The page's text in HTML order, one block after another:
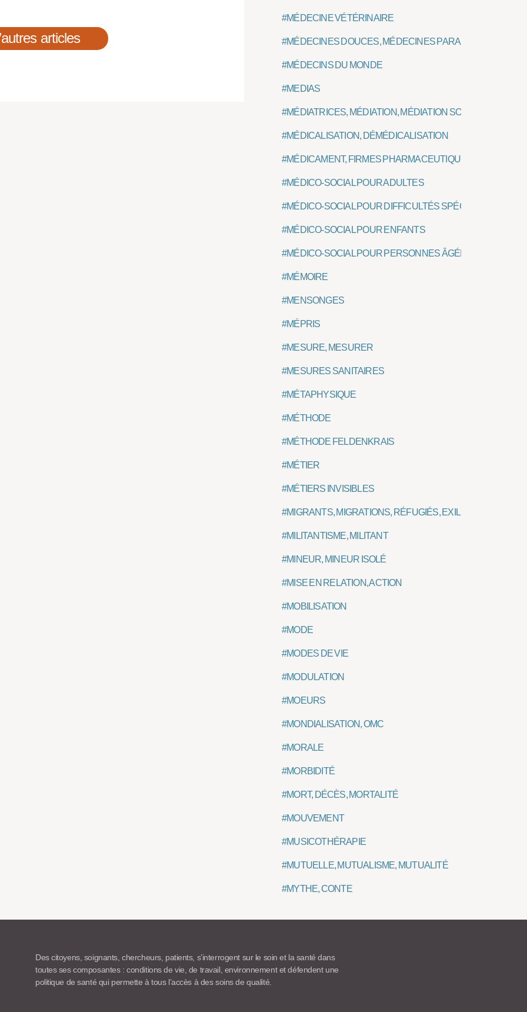
articles
#MÉDECINE VÉTÉRINAIRE
#MÉDECINES DOUCES, MÉDECINES PARALLÈLES OU
#MÉDECINS DU MONDE
#MEDIAS
#MÉDIATRICES, MÉDIATION, MÉDIATION SOCIALE
#MÉDICALISATION, DÉMÉDICALISATION
#MÉDICAMENT, FIRMES PHARMACEUTIQUES
#MÉDICO-SOCIAL POUR ADULTES
#MÉDICO-SOCIAL POUR DIFFICULTÉS SPÉCIFIQUES
#MÉDICO-SOCIAL POUR ENFANTS
#MÉDICO-SOCIAL POUR PERSONNES ÂGÉES
#MÉMOIRE
#MENSONGES
#MÉPRIS
#MESURE, MESURER
#MESURES SANITAIRES
#MÉTAPHYSIQUE
#MÉTHODE
#MÉTHODE FELDENKRAIS
#MÉTIER
#MÉTIERS INVISIBLES
#MIGRANTS, MIGRATIONS, RÉFUGIÉS, EXILÉS
#MILITANTISME, MILITANT
#MINEUR, MINEUR ISOLÉ
#MISE EN RELATION, ACTION
#MOBILISATION
#MODE
#MODES DE VIE
#MODULATION
#MOEURS
#MONDIALISATION, OMC
#MORALE
#MORBIDITÉ
#MORT, DÉCÈS, MORTALITÉ
#MOUVEMENT
#MUSICOTHÉRAPIE
#MUTUELLE, MUTUALISME, MUTUALITÉ
#MYTHE, CONTE
Des citoyens, soignants, chercheurs, patients, s’interrogent sur le soin et la santé dans
toutes ses composantes : conditions de vie, de travail, environnement et défendent une
politique de santé qui permette à tous l’accès à des soins de qualité.